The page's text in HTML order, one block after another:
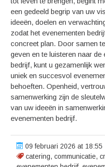
een gedeeld begrip van uw
ideeën, doelen en
zodat het evenementen
concreet plan. Door samen
geven en te luisteren naar
bedrijf, kunt u gezamenlijk
uniek en succesvol
behoeften. Openheid,
samenwerking zijn de
van uw ideeën in
evenementen bedrijf.
09 februari 2026 at 18:55
catering,communicatie,